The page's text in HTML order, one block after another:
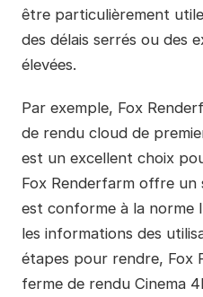
être particulièrement
des délais serrés ou des
élevées.
Par exemple, Fox
de rendu cloud de
est un excellent choix
Fox Renderfarm offre
est conforme à la norme
les informations des
étapes pour rendre, Fox
ferme de rendu Cinema